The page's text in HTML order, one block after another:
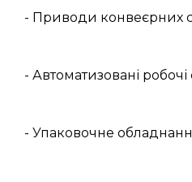
- Приводи конвеєрних
- Автоматизовані робочі
- Упаковочне